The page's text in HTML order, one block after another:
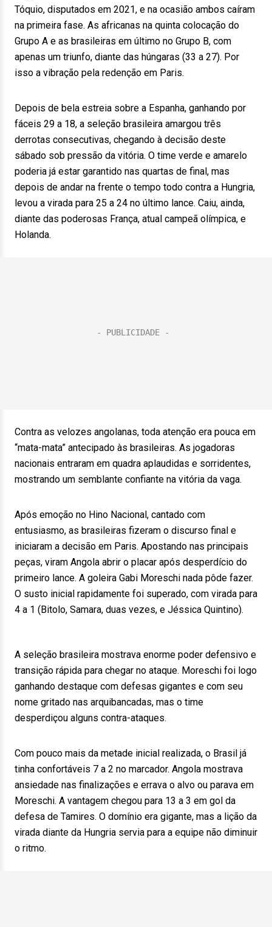
Tóquio, disputados em 2021, e na ocasião ambos caíram
na primeira fase. As africanas na quinta colocação do
Grupo A e as brasileiras em último no Grupo B, com
apenas um triunfo, diante das húngaras (33 a 27). Por
isso a vibração pela redenção em Paris.
Depois de bela estreia sobre a Espanha, ganhando por
fáceis 29 a 18, a seleção brasileira amargou três
derrotas consecutivas, chegando à decisão deste
sábado sob pressão da vitória. O time verde e amarelo
poderia já estar garantido nas quartas de final, mas
depois de andar na frente o tempo todo contra a Hungria,
levou a virada para 25 a 24 no último lance. Caiu, ainda,
diante das poderosas França, atual campeã olímpica, e
Holanda.
Contra as velozes angolanas, toda atenção era pouca em
“mata-mata” antecipado às brasileiras. As jogadoras
nacionais entraram em quadra aplaudidas e sorridentes,
mostrando um semblante confiante na vitória da vaga.
Após emoção no Hino Nacional, cantado com
entusiasmo, as brasileiras fizeram o discurso final e
iniciaram a decisão em Paris. Apostando nas principais
peças, viram Angola abrir o placar após desperdício do
primeiro lance. A goleira Gabi Moreschi nada pôde fazer.
O susto inicial rapidamente foi superado, com virada para
4 a 1 (Bitolo, Samara, duas vezes, e Jéssica Quintino).
A seleção brasileira mostrava enorme poder defensivo e
transição rápida para chegar no ataque. Moreschi foi logo
ganhando destaque com defesas gigantes e com seu
nome gritado nas arquibancadas, mas o time
desperdiçou alguns contra-ataques.
Com pouco mais da metade inicial realizada, o Brasil já
tinha confortáveis 7 a 2 no marcador. Angola mostrava
ansiedade nas finalizações e errava o alvo ou parava em
Moreschi. A vantagem chegou para 13 a 3 em gol da
defesa de Tamires. O domínio era gigante, mas a lição da
virada diante da Hungria servia para a equipe não diminuir
o ritmo.